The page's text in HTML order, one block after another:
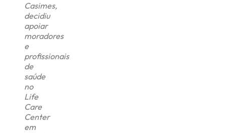
Casimes,
decidiu
apoiar
moradores
e
profissionais
de
saúde
no
Life
Care
Center
em